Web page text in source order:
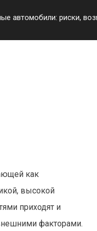
автомобили: риски,
как
высокой
приходят и
факторами.